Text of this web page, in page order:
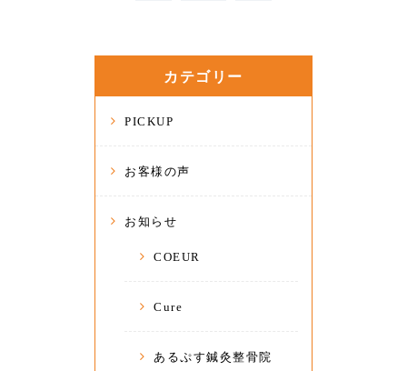
カテゴリー
PICKUP
お客様の声
お知らせ
COEUR
Cure
あるぷす鍼灸整骨院